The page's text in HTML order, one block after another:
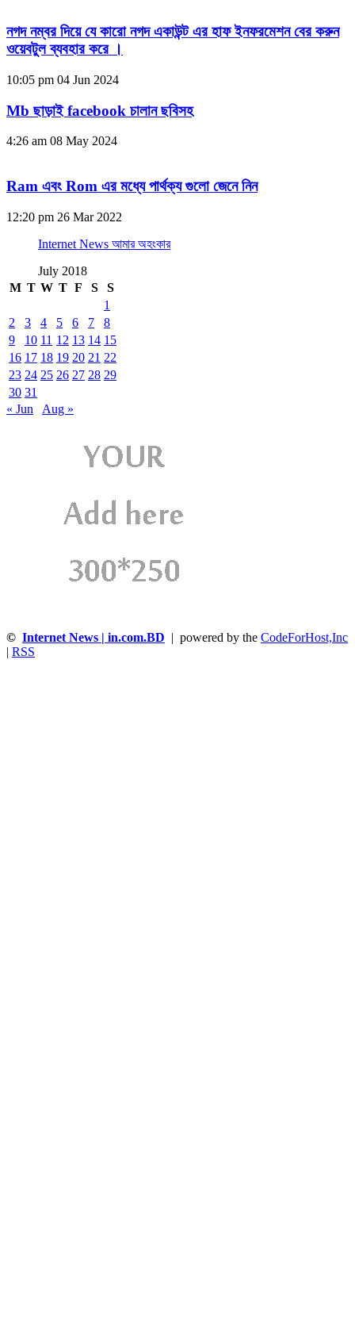
নগদ নম্বর দিয়ে যে কারো নগদ একাউন্ট এর হাফ ইনফরমেশন বের করুন
ওয়েবটুল ব্যবহার করে ।
10:05 pm 04 Jun 2024
Mb ছাড়াই facebook চালান ছবিসহ
4:26 am 08 May 2024
Ram এবং Rom এর মধ্যে পার্থক্য গুলো জেনে নিন
12:20 pm 26 Mar 2022
Internet News আমার অহংকার
July 2018
M T W T F S
S
1
2
3 4 5 6 7
8
9
10 11 12 13 14 15
16 17 18 19 20 21 22
23 24 25 26 27 28 29
30 31
« Jun
Aug »
© Internet News | in.com.BD | powered by the CodeForHost,Inc
| RSS